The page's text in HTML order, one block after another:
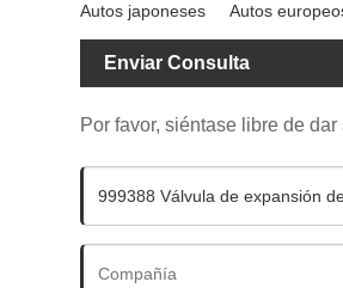
Autos japoneses Autos
Enviar Consulta
Por favor, siéntase libre de